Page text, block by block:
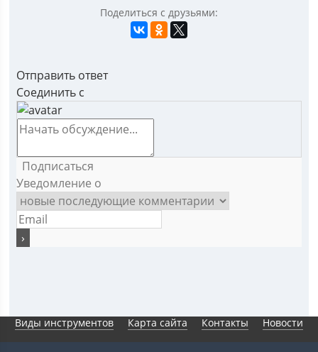
Поделиться с друзьями:
Отправить ответ
Соединить с
Подписаться
Уведомление о
Виды инструментов Карта сайта Контакты Новости